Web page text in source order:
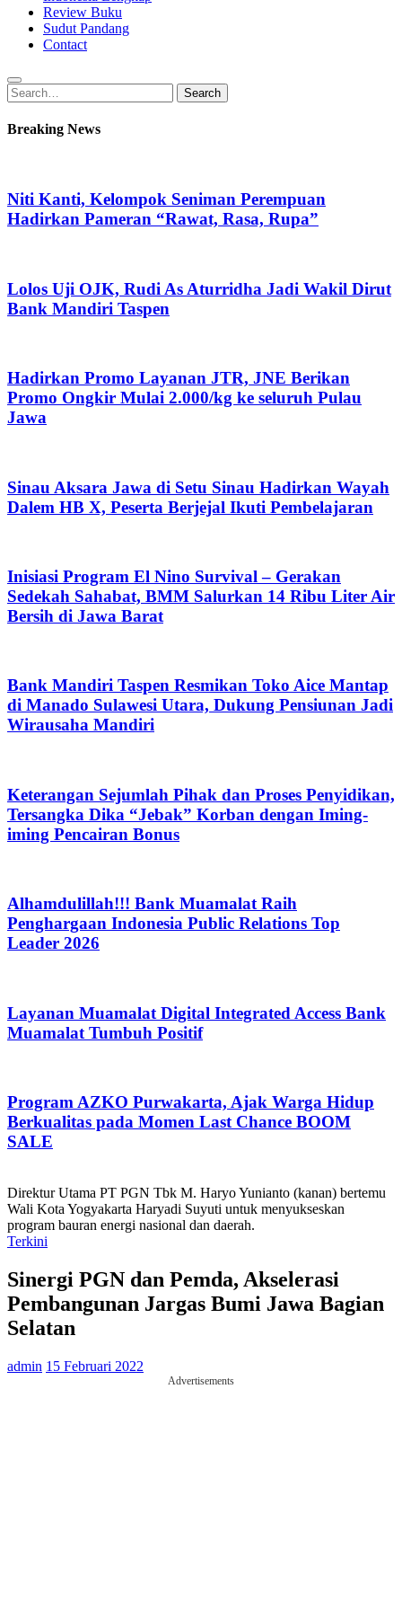
Review Buku
Sudut Pandang
Contact
Search
for:
Search
Breaking News
Niti Kanti, Kelompok Seniman Perempuan
Hadirkan Pameran “Rawat, Rasa, Rupa”
Lolos Uji OJK, Rudi As Aturridha Jadi Wakil Dirut
Bank Mandiri Taspen
Hadirkan Promo Layanan JTR, JNE Berikan
Promo Ongkir Mulai 2.000/kg ke seluruh Pulau
Jawa
Sinau Aksara Jawa di Setu Sinau Hadirkan Wayah
Dalem HB X, Peserta Berjejal Ikuti Pembelajaran
Inisiasi Program El Nino Survival – Gerakan
Sedekah Sahabat, BMM Salurkan 14 Ribu Liter Air
Bersih di Jawa Barat
Bank Mandiri Taspen Resmikan Toko Aice Mantap
di Manado Sulawesi Utara, Dukung Pensiunan Jadi
Wirausaha Mandiri
Keterangan Sejumlah Pihak dan Proses Penyidikan,
Tersangka Dika “Jebak” Korban dengan Iming-
iming Pencairan Bonus
Alhamdulillah!!! Bank Muamalat Raih
Penghargaan Indonesia Public Relations Top
Leader 2026
Layanan Muamalat Digital Integrated Access Bank
Muamalat Tumbuh Positif
Program AZKO Purwakarta, Ajak Warga Hidup
Berkualitas pada Momen Last Chance BOOM
SALE
Direktur Utama PT PGN Tbk M. Haryo Yunianto (kanan) bertemu
Wali Kota Yogyakarta Haryadi Suyuti untuk menyukseskan
program bauran energi nasional dan daerah.
Terkini
Sinergi PGN dan Pemda, Akselerasi
Pembangunan Jargas Bumi Jawa Bagian
Selatan
admin 15 Februari 2022
Advertisements